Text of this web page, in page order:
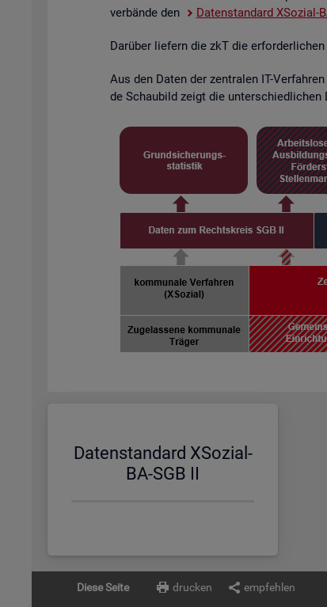
ver­bän­de den
Da­ten­stan­dard XSo­zi­al-
Dar­über lie­fern die zkT die
Aus den Daten der zen­tra­len IT-
de Schau­bild zeigt die
Da­ten­stan­dard XSo­zi­al-
BA-SGB II
Diese Seite drucken empfehlen